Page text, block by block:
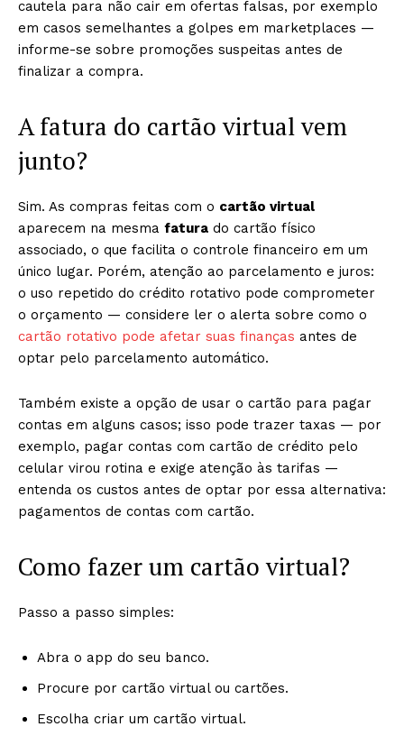
cautela para não cair em ofertas falsas, por exemplo
em casos semelhantes a golpes em marketplaces —
informe-se sobre promoções suspeitas antes de
finalizar a compra.
A fatura do cartão virtual vem
junto?
Sim. As compras feitas com o cartão virtual
aparecem na mesma fatura do cartão físico
associado, o que facilita o controle financeiro em um
único lugar. Porém, atenção ao parcelamento e juros:
o uso repetido do crédito rotativo pode comprometer
o orçamento — considere ler o alerta sobre como o
cartão rotativo pode afetar suas finanças antes de
optar pelo parcelamento automático.
Também existe a opção de usar o cartão para pagar
contas em alguns casos; isso pode trazer taxas — por
exemplo, pagar contas com cartão de crédito pelo
celular virou rotina e exige atenção às tarifas —
entenda os custos antes de optar por essa alternativa:
pagamentos de contas com cartão.
Como fazer um cartão virtual?
Passo a passo simples:
Abra o app do seu banco.
Procure por cartão virtual ou cartões.
Escolha criar um cartão virtual.